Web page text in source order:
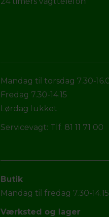
Mandag til torsdag 7.30-
Fredag 7.30-14.15
Lørdag lukket
Servicevagt: Tlf. 81 11 71 00
Butik
Mandag til fredag 7.30-14.15
Værksted og lager